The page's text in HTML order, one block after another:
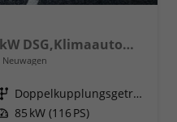
Trend Facelift 1.5 TSI 85 kW DSG,Klimaautomatik, 5 Sitze, Zuziehhilfe Schiebetüren + Heckklappe, PDC v+h, ACC, Side Assist Blind Spot, Ausparkhilfe, Ausstiegswarner, Digital Cockpit PRO, Radioanlage Navigationsvorbereituing,, Mittearmlehne verstellbar
Neuwagen
Getriebe
Doppelkupplungsgetriebe (DSG)
Leistung 85 kW (116 PS)